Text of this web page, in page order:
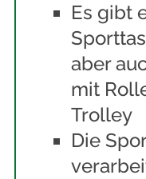
Es gibt
aber
mit
Trolley
Die